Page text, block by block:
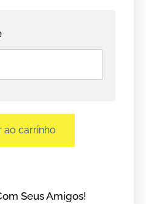
ao carrinho
Seus Amigos!